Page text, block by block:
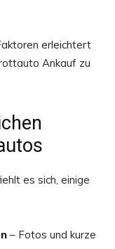
erleichtert
Ankauf zu
es sich, einige
– Fotos und kurze